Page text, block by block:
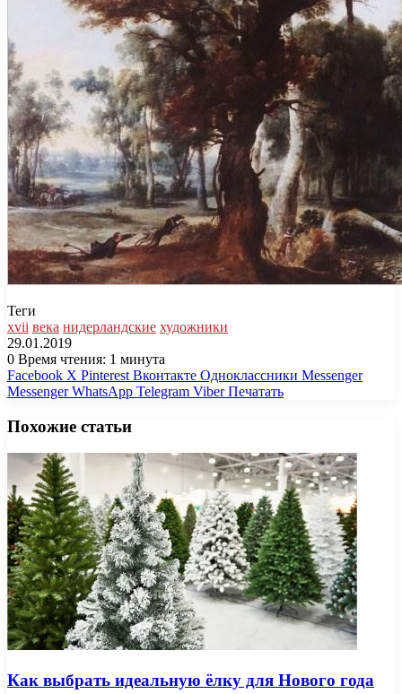
Теги
xvii века нидерландские художники
29.01.2019
0 Время чтения: 1 минута
Facebook X Pinterest Вконтакте Одноклассники Messenger
Messenger WhatsApp Telegram Viber Печатать
Похожие статьи
Как выбрать идеальную ёлку для Нового года